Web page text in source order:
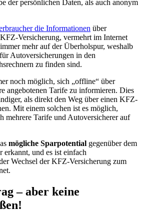
der persönlichen Daten, als auch anonym
die Informationen über
Versicherung, vermehrt im Internet
mehr auf der Überholspur, weshalb
Autoversicherungen in den
zu finden sind.
noch möglich, sich „offline“ über
angebotenen Tarife zu informieren. Dies
als direkt den Weg über einen KFZ-
Mit einem solchen ist es möglich,
mehrere Tarife und Autoversicherer auf
mögliche Sparpotential gegenüber dem
erkannt, und es ist einfach
Wechsel der KFZ-Versicherung zum
– aber keine